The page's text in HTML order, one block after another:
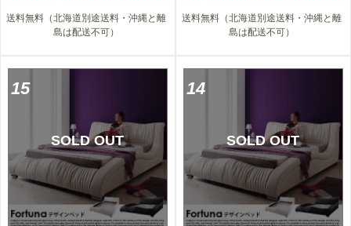
送料無料（北海道別途送料・沖縄と離
島は配送不可）
送料無料（北海道別途送料・沖縄と離
島は配送不可）
15
SOLD OUT
14
SOLD OUT